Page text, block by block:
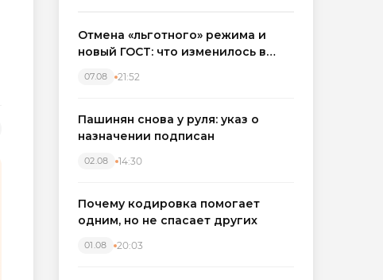
Отмена «льготного» режима и
новый ГОСТ: что изменилось в
07.08 21:52
Пашинян снова у руля: указ о
назначении подписан
02.08 14:30
Почему кодировка помогает
одним, но не спасает других
01.08 20:03